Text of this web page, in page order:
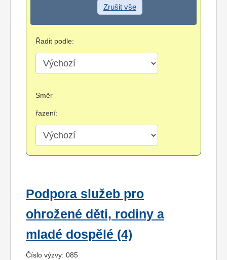
Zrušit vše
Řadit podle:
Směr
řazení:
Podpora služeb pro
ohrožené děti, rodiny a
mladé dospělé (4)
Číslo výzvy: 085